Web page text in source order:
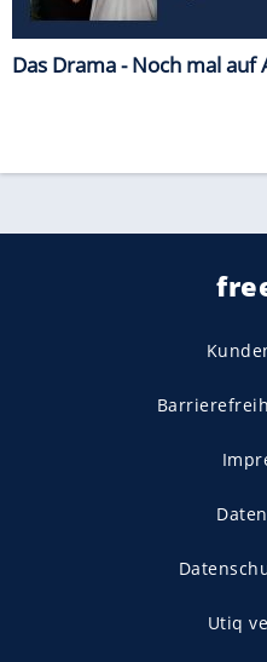
Das Drama - Noch mal auf
Utiq